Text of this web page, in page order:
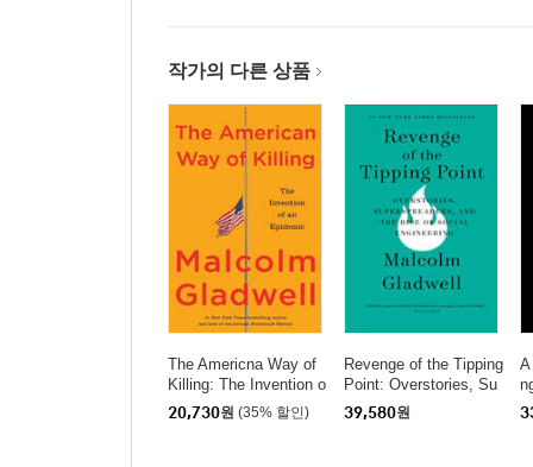
작가의 다른 상품
The Americna Way of
Killing: The Invention o
f an Epidemic
20,730원 (35% 할인)
Revenge of the Tipping
Point: Overstories, Su
perspreaders, and the
Rise of Social Enginee
39,580원
A